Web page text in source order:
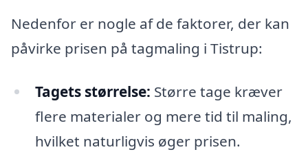
Nedenfor er nogle af de faktorer, der kan
påvirke prisen på tagmaling i Tistrup:
Tagets størrelse: Større tage kræver
flere materialer og mere tid til maling,
hvilket naturligvis øger prisen.